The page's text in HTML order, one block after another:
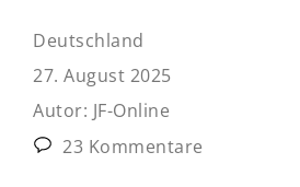
Deutschland
27. August 2025
Autor: JF-Online
23 Kommentare